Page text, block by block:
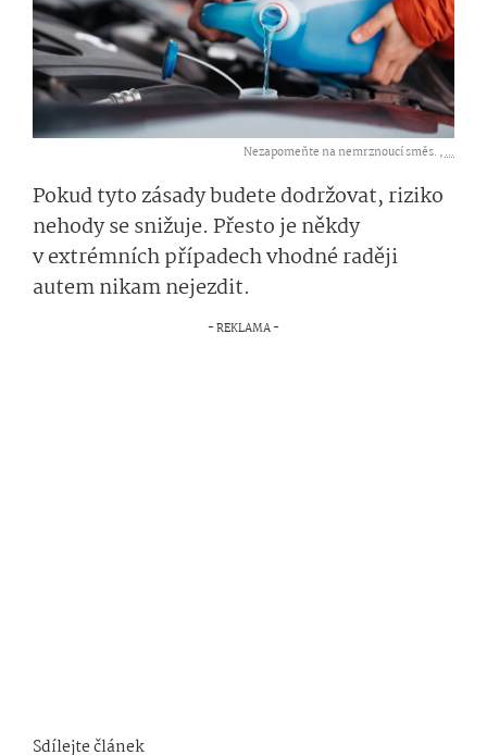
Nezapomeňte na nemrznoucí směs. ,...
Pokud tyto zásady budete dodržovat, riziko
nehody se snižuje. Přesto je někdy
v extrémních případech vhodné raději
autem nikam nejezdit.
Sdílejte článek